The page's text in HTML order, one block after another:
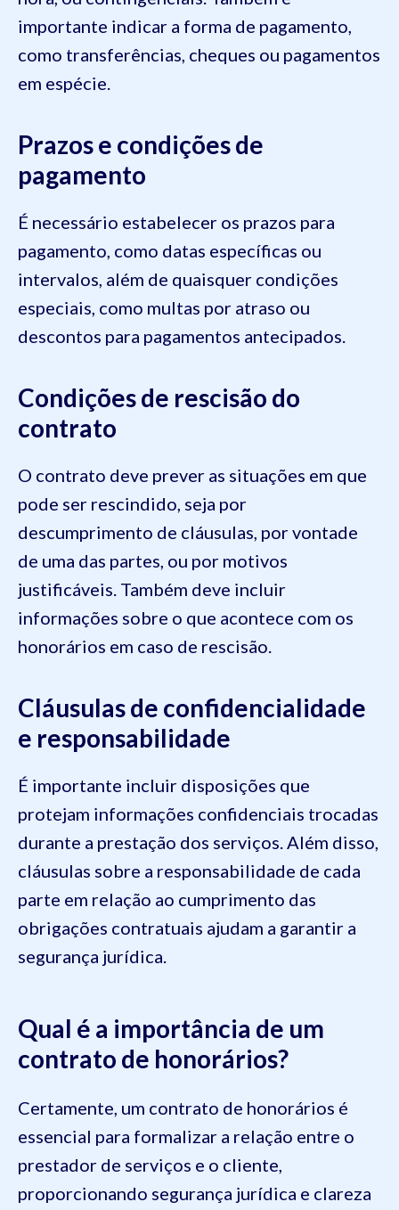
importante indicar a forma de pagamento,
como transferências, cheques ou pagamentos
em espécie.
Prazos e condições de
pagamento
É necessário estabelecer os prazos para
pagamento, como datas específicas ou
intervalos, além de quaisquer condições
especiais, como multas por atraso ou
descontos para pagamentos antecipados.
Condições de rescisão do
contrato
O contrato deve prever as situações em que
pode ser rescindido, seja por
descumprimento de cláusulas, por vontade
de uma das partes, ou por motivos
justificáveis. Também deve incluir
informações sobre o que acontece com os
honorários em caso de rescisão.
Cláusulas de confidencialidade
e responsabilidade
É importante incluir disposições que
protejam informações confidenciais trocadas
durante a prestação dos serviços. Além disso,
cláusulas sobre a responsabilidade de cada
parte em relação ao cumprimento das
obrigações contratuais ajudam a garantir a
segurança jurídica.
Qual é a importância de um
contrato de honorários?
Certamente, um contrato de honorários é
essencial para formalizar a relação entre o
prestador de serviços e o cliente,
proporcionando segurança jurídica e clareza